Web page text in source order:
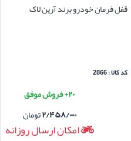
قفل فرمان خودرو برند آرین لاک
کد کالا : 2866
۲۰+ فروش موفق
۲/۴۵۸/۰۰۰تومان
امکان ارسال روزانه